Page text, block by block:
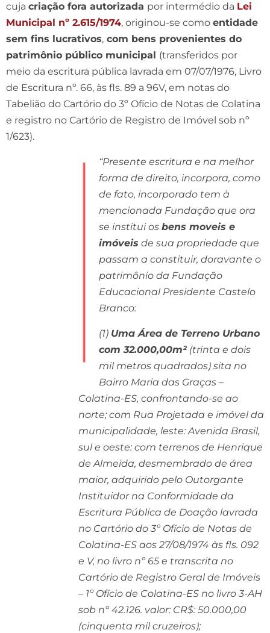
cuja criação fora autorizada por intermédio da Lei
Municipal nº 2.615/1974, originou-se como entidade
sem fins lucrativos, com bens provenientes do
patrimônio público municipal (transferidos por
meio da escritura pública lavrada em 07/07/1976, Livro
de Escritura nº. 66, às fls. 89 a 96V, em notas do
Tabelião do Cartório do 3º Ofício de Notas de Colatina
e registro no Cartório de Registro de Imóvel sob nº
1/623).
“Presente escritura e na melhor
forma de direito, incorpora, como
de fato, incorporado tem à
mencionada Fundação que ora
se institui os bens moveis e
imóveis de sua propriedade que
passam a constituir, doravante o
patrimônio da Fundação
Educacional Presidente Castelo
Branco:
(1) Uma Área de Terreno Urbano
com 32.000,00m² (trinta e dois
mil metros quadrados) sita no
Bairro Maria das Graças –
Colatina-ES, confrontando-se ao
norte; com Rua Projetada e imóvel da
municipalidade, leste: Avenida Brasil,
sul e oeste: com terrenos de Henrique
de Almeida, desmembrado de área
maior, adquirido pelo Outorgante
Instituidor na Conformidade da
Escritura Pública de Doação lavrada
no Cartório do 3º Ofício de Notas de
Colatina-ES aos 27/08/1974 às fls. 092
e V, no livro nº 65 e transcrita no
Cartório de Registro Geral de Imóveis
– 1º Ofício de Colatina-ES no livro 3-AH
sob nº 42.126. valor: CR$: 50.000,00
(cinquenta mil cruzeiros);